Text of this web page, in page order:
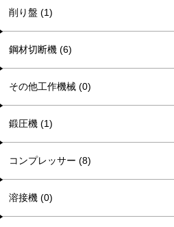
削り盤 (1)
鋼材切断機 (6)
その他工作機械 (0)
鍛圧機 (1)
コンプレッサー (8)
溶接機 (0)